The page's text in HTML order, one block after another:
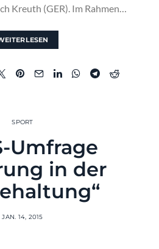
Kreuth (GER). Im Rahmen…
SPORT
Umfrage
in der
JAN. 14, 2015